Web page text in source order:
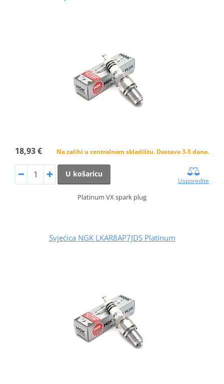
18,93 € Na zalihi u centralnom skladištu. Dostava 3-5 dana.
U košaricu
Usporedite
Platinum VX spark plug
Svjećica NGK LKAR8AP7JDS Platinum